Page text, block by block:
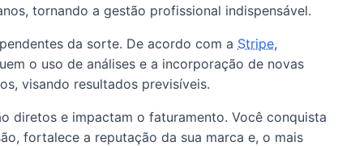
tornando a gestão profissional indispensável.
da sorte. De acordo com a Stripe,
o uso de análises e a incorporação de novas
visando resultados previsíveis.
diretos e impactam o faturamento. Você conquista
fortalece a reputação da sua marca e, o mais